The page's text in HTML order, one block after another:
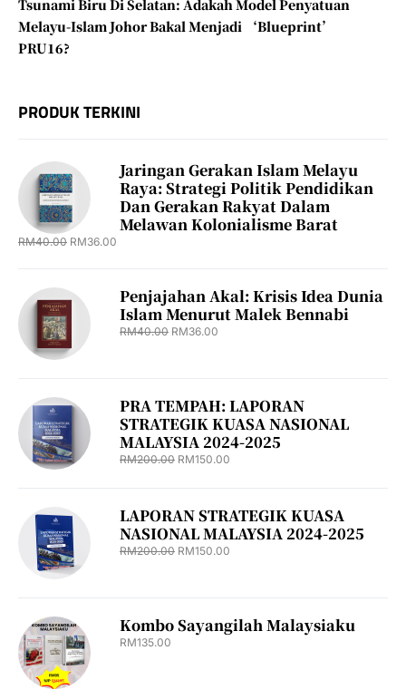
Tsunami Biru Di Selatan: Adakah Model Penyatuan
Melayu-Islam Johor Bakal Menjadi ‘Blueprint’
PRU16?
PRODUK TERKINI
Jaringan Gerakan Islam Melayu
Raya: Strategi Politik Pendidikan
Dan Gerakan Rakyat Dalam
Melawan Kolonialisme Barat
RM40.00 RM36.00
Penjajahan Akal: Krisis Idea Dunia
Islam Menurut Malek Bennabi
RM40.00 RM36.00
PRA TEMPAH: LAPORAN
STRATEGIK KUASA NASIONAL
MALAYSIA 2024-2025
RM200.00 RM150.00
LAPORAN STRATEGIK KUASA
NASIONAL MALAYSIA 2024-2025
RM200.00 RM150.00
Kombo Sayangilah Malaysiaku
RM135.00